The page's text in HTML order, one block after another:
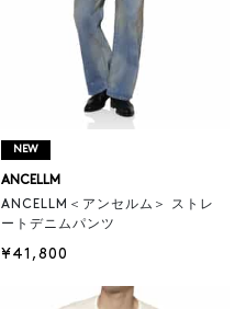
NEW
ANCELLM
ANCELLM＜アンセルム＞ ストレ
ートデニムパンツ
¥41,800